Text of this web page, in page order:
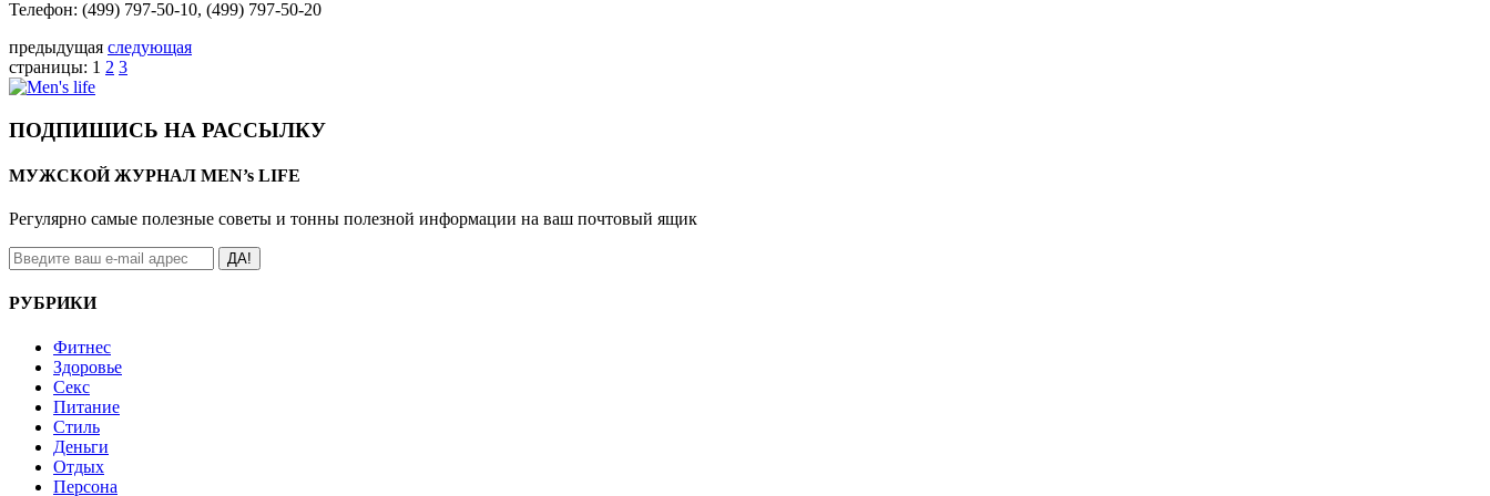
Телефон: (499) 797-50-10, (499) 797-50-20
предыдущая следующая
страницы: 1 2 3
ПОДПИШИСЬ НА РАССЫЛКУ
МУЖСКОЙ ЖУРНАЛ MEN’s LIFE
Регулярно самые полезные советы и тонны полезной информации на ваш почтовый ящик
ДА!
РУБРИКИ
Фитнес
Здоровье
Секс
Питание
Стиль
Деньги
Отдых
Персона